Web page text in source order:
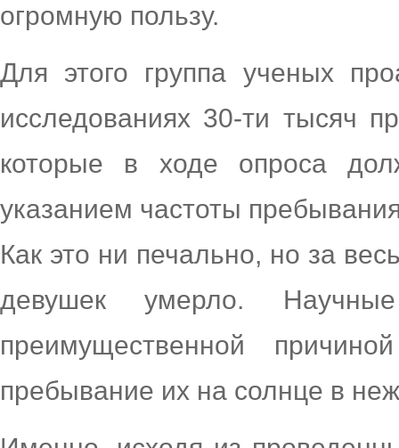
огромную пользу.
Для этого группа ученых
исследованиях 30-ти тысяч
которые в ходе опроса
указанием частоты
Как это ни печально, но за
девушек умерло.
преимущественной
пребывание их на солнце в